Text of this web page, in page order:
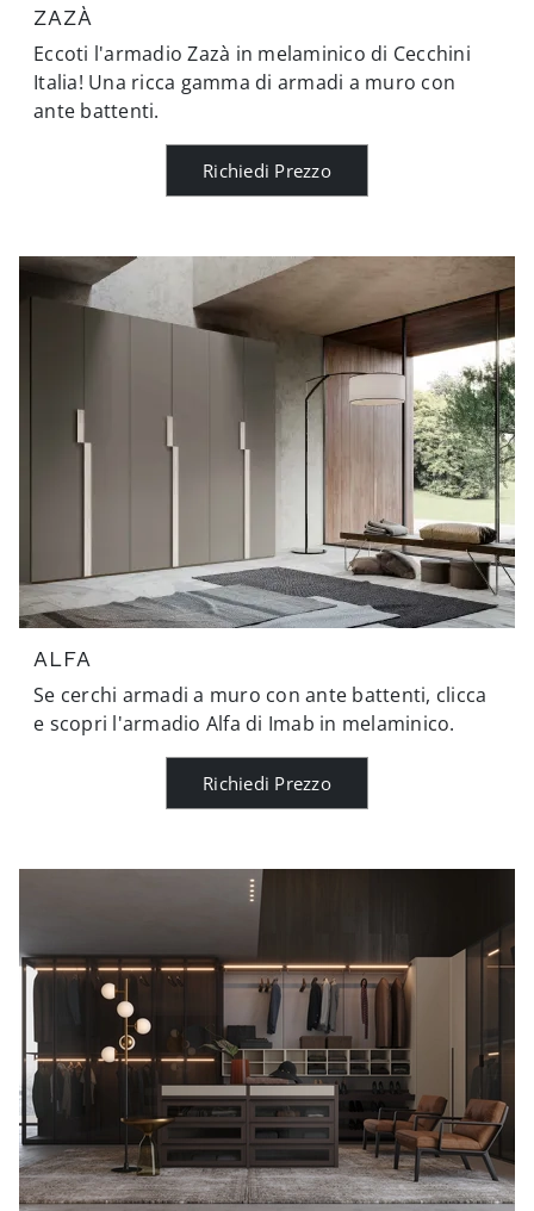
ZAZÀ
Eccoti l'armadio Zazà in melaminico di Cecchini
Italia! Una ricca gamma di armadi a muro con
ante battenti.
Richiedi Prezzo
ALFA
Se cerchi armadi a muro con ante battenti, clicca
e scopri l'armadio Alfa di Imab in melaminico.
Richiedi Prezzo